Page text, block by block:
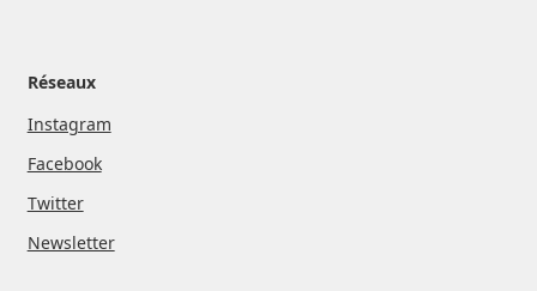
Réseaux
Instagram
Facebook
Twitter
Newsletter